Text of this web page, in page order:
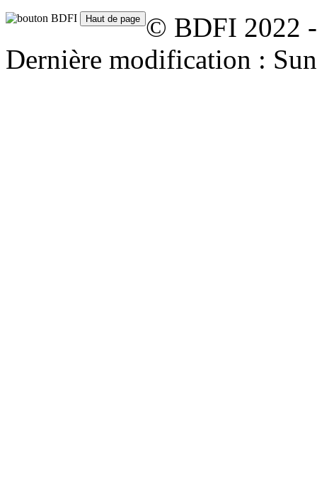
© BDFI 2022
Dernière modification :